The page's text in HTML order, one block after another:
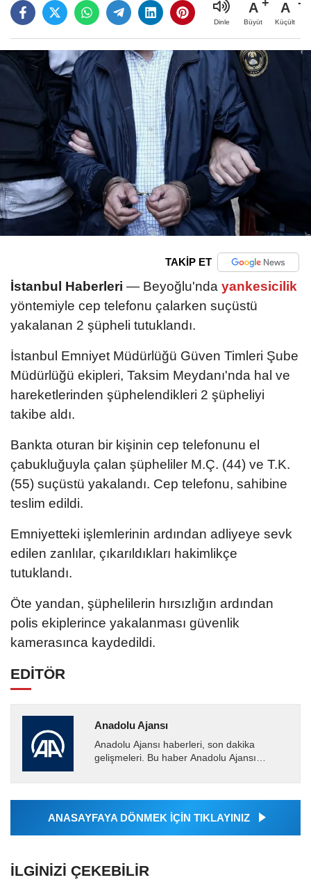
Dinle
A
Büyüt
A
Küçült
TAKİP ET
İstanbul Haberleri — Beyoğlu'nda yankesicilik
yöntemiyle cep telefonu çalarken suçüstü
yakalanan 2 şüpheli tutuklandı.
İstanbul Emniyet Müdürlüğü Güven Timleri Şube
Müdürlüğü ekipleri, Taksim Meydanı'nda hal ve
hareketlerinden şüphelendikleri 2 şüpheliyi
takibe aldı.
Bankta oturan bir kişinin cep telefonunu el
çabukluğuyla çalan şüpheliler M.Ç. (44) ve T.K.
(55) suçüstü yakalandı. Cep telefonu, sahibine
teslim edildi.
Emniyetteki işlemlerinin ardından adliyeye sevk
edilen zanlılar, çıkarıldıkları hakimlikçe
tutuklandı.
Öte yandan, şüphelilerin hırsızlığın ardından
polis ekiplerince yakalanması güvenlik
kamerasınca kaydedildi.
EDİTÖR
Anadolu Ajansı
Anadolu Ajansı haberleri, son dakika
gelişmeleri. Bu haber Anadolu Ajansı
tarafından geçilen tüm...
ANASAYFAYA DÖNMEK İÇİN TIKLAYINIZ
İLGINIZI ÇEKEBILIR